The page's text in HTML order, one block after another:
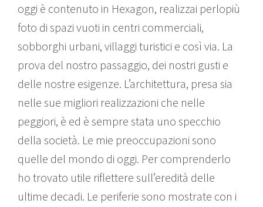
oggi è contenuto in Hexagon, realizzai perlopiù
foto di spazi vuoti in centri commerciali,
sobborghi urbani, villaggi turistici e così via. La
prova del nostro passaggio, dei nostri gusti e
delle nostre esigenze. L’architettura, presa sia
nelle sue migliori realizzazioni che nelle
peggiori, è ed è sempre stata uno specchio
della società. Le mie preoccupazioni sono
quelle del mondo di oggi. Per comprenderlo
ho trovato utile riflettere sull’eredità delle
ultime decadi. Le periferie sono mostrate con i